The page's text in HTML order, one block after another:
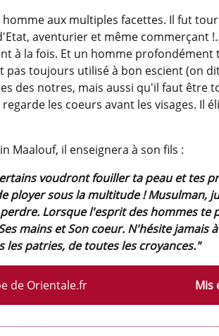
homme aux multiples facettes. Il fut
aventurier et même commerçant
à la fois. Et un homme
pas toujours utilisé à bon escient (on
des notres, mais aussi qu'il faut être
regarde les coeurs avant les visages.
Maalouf, il enseignera à son fils :
voudront fouiller ta peau et tes
ployer sous la multitude ! Musulman,
Lorsque l'esprit des hommes
mains et Son coeur. N'hésite jamais
patries, de toutes les croyances."
de Orientale.fr Mis